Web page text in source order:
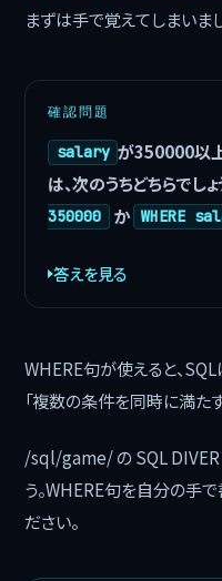
まずは手で覚えてしまいまし
確認問題
salary が350000以
は、次のうちどちらでし
350000
か WHERE
答えを見る
WHERE句が使えると、
「複数の条件を同時に満た
/sql/game/ の SQL DIVER
う。WHERE句を自分の手
ださい。